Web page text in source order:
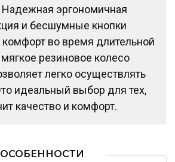
Надежная эргономичная
и бесшумные кнопки
во время длительной
резиновое колесо
легко осуществлять
идеальный выбор для тех,
качество и комфорт.
ОСОБЕННОСТИ